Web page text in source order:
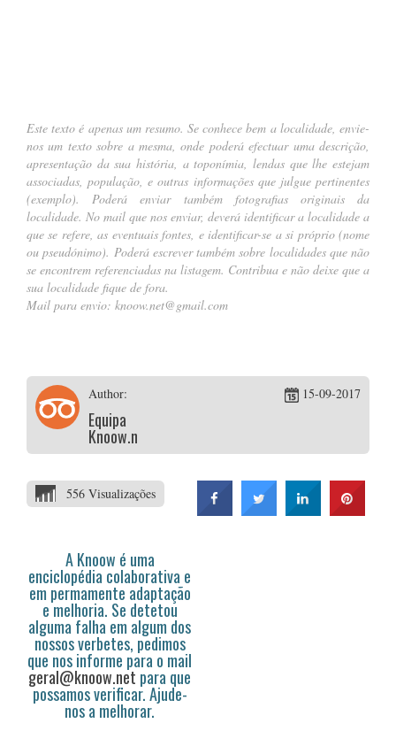
Este texto é apenas um resumo. Se conhece bem a localidade, envie-
nos um texto sobre a mesma, onde poderá efectuar uma descrição,
apresentação da sua história, a toponímia, lendas que lhe estejam
associadas, população, e outras informações que julgue pertinentes
(exemplo). Poderá enviar também fotografias originais da
localidade. No mail que nos enviar, deverá identificar a localidade a
que se refere, as eventuais fontes, e identificar-se a si próprio (nome
ou pseudónimo). Poderá escrever também sobre localidades que não
se encontrem referenciadas na listagem. Contribua e não deixe que a
sua localidade fique de fora.
Mail para envio: knoow.net@gmail.com
Author:
Equipa
Knoow.net
15-09-2017
556 Visualizações
A Knoow é uma
enciclopédia colaborativa e
em permamente adaptação
e melhoria. Se detetou
alguma falha em algum dos
nossos verbetes, pedimos
que nos informe para o mail
geral@knoow.net para que
possamos verificar. Ajude-
nos a melhorar.